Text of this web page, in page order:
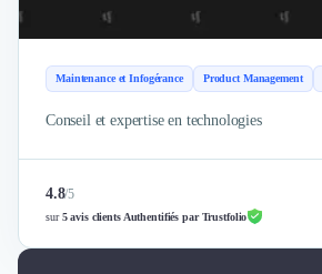
Maintenance et Infogérance Product Management
Conseil et expertise en technologies
4.8/5
sur5 avis clients Authentifiés par Trustfolio